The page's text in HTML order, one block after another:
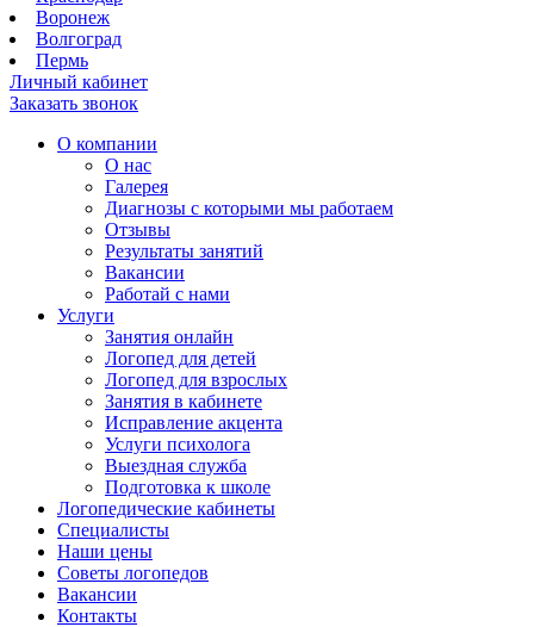
Воронеж
Волгоград
Пермь
Личный кабинет
Заказать звонок
О компании
О нас
Галерея
Диагнозы с которыми мы работаем
Отзывы
Результаты занятий
Вакансии
Работай с нами
Услуги
Занятия онлайн
Логопед для детей
Логопед для взрослых
Занятия в кабинете
Исправление акцента
Услуги психолога
Выездная служба
Подготовка к школе
Логопедические кабинеты
Специалисты
Наши цены
Советы логопедов
Вакансии
Контакты